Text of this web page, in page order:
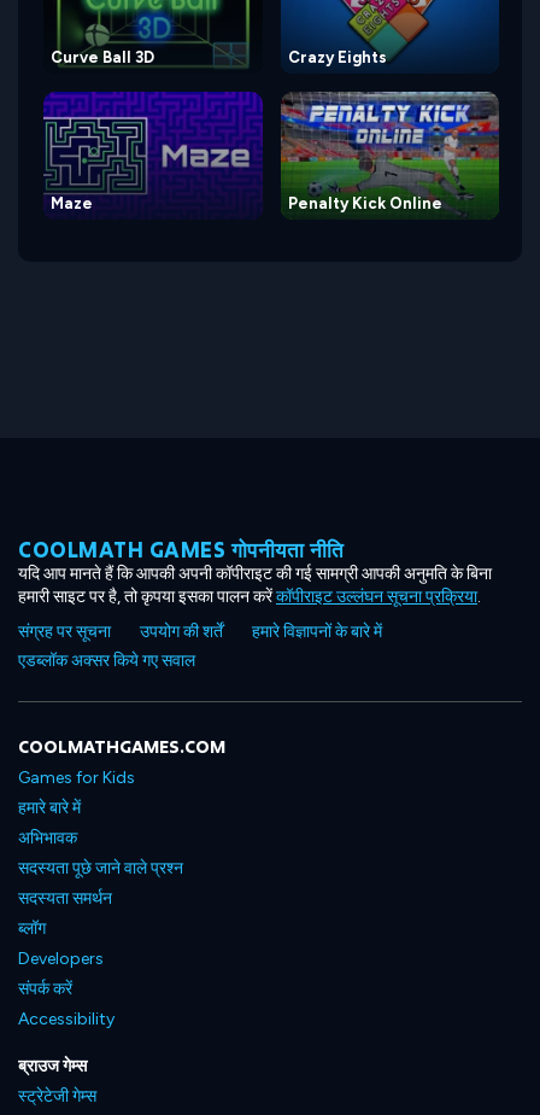
Curve Ball 3D Crazy Eights
Maze Penalty Kick Online
COOLMATH GAMES गोपनीयता नीति
यदि आप मानते हैं कि आपकी अपनी कॉपीराइट की गई सामग्री आपकी अनुमति के बिना
हमारी साइट पर है, तो कृपया इसका पालन करेंकॉपीराइट उल्लंघन सूचना प्रक्रिया.
संग्रह पर सूचना
उपयोग की शर्तें
हमारे विज्ञापनों के बारे में
एडब्लॉक अक्सर किये गए सवाल
COOLMATHGAMES.COM
Games for Kids
हमारे बारे में
अभिभावक
सदस्यता पूछे जाने वाले प्रश्न
सदस्यता समर्थन
ब्लॉग
Developers
संपर्क करें
Accessibility
ब्राउज गेम्स
स्ट्रेटेजी गेम्स